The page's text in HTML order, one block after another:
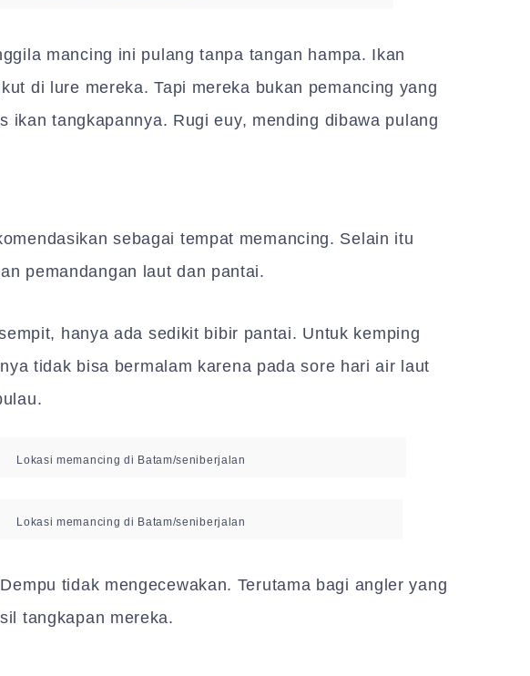
mancing ini pulang tanpa tangan hampa. Ikan
di lure mereka. Tapi mereka bukan pemancing yang
ikan tangkapannya. Rugi euy, mending dibawa pulang
sebagai tempat memancing. Selain itu
pemandangan laut dan pantai.
hanya ada sedikit bibir pantai. Untuk kemping
tidak bisa bermalam karena pada sore hari air laut
Lokasi memancing di Batam/seniberjalan
Lokasi memancing di Batam/seniberjalan
tidak mengecewakan. Terutama bagi angler yang
tangkapan mereka.